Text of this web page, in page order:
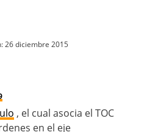
26 diciembre 2015
, el cual asocia el TOC
en el eje